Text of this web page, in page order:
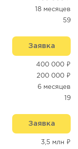
18 месяцев
59
Заявка
400 000 ₽
200 000 ₽
6 месяцев
19
Заявка
3,5 млн ₽